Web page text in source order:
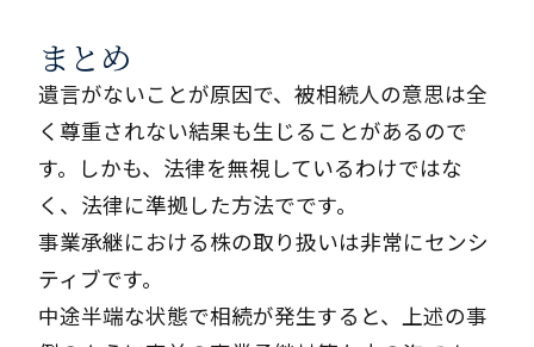
まとめ
遺言がないことが原因で、被相続人の意思は全
く尊重されない結果も生じることがあるので
す。しかも、法律を無視しているわけではな
く、法律に準拠した方法でです。
事業承継における株の取り扱いは非常にセンシ
ティブです。
中途半端な状態で相続が発生すると、上述の事